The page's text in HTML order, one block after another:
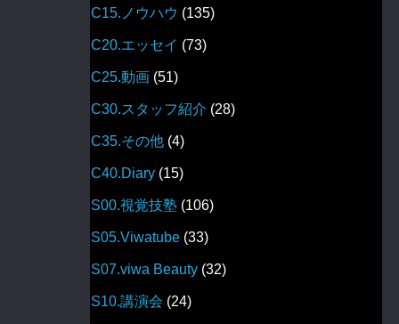
C15.ノウハウ (135)
C20.エッセイ (73)
C25.動画 (51)
C30.スタッフ紹介 (28)
C35.その他 (4)
C40.Diary (15)
S00.視覚技塾 (106)
S05.Viwatube (33)
S07.viwa Beauty (32)
S10.講演会 (24)